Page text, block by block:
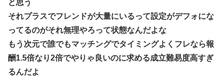
と思う
それプラスでフレンドが大量にいるって設定がデフォにな
ってるのがそれ無理やろって状態なんだよな
もう次元で誰でもマッチングでタイミングよくフレなら報
酬1.5倍なり2倍でやりゃ良いのに求める成立難易度高すぎ
るんだよ